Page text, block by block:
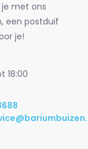
met ons
een postduif
je!
18:00